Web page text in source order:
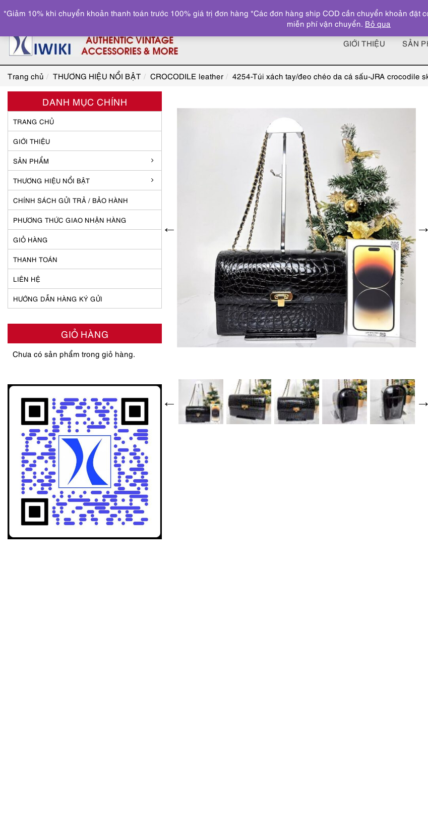
GIỚI THIỆU SẢN
Trang chủ THƯƠNG HIỆU NỔI BẬT CROCODILE leather 4254-Túi xách tay/đeo chéo da cá sấu-JRA crocodile
DANH MỤC CHÍNH
TRANG CHỦ
GIỚI THIỆU
SẢN PHẨM
THƯƠNG HIỆU NỔI BẬT
CHÍNH SÁCH GỬI TRẢ / BẢO HÀNH
PHƯƠNG THỨC GIAO NHẬN HÀNG
GIỎ HÀNG
THANH TOÁN
LIÊN HỆ
HƯỚNG DẪN HÀNG KÝ GỬI
GIỎ HÀNG
Chưa có sản phẩm trong giỏ hàng.
*Giảm 10% khi chuyển khoản thanh toán trước 100% giá trị đơn hàng *Các đơn hàng ship COD cần chuyển khoản đặt
miễn phí vận chuyển. Bỏ qua